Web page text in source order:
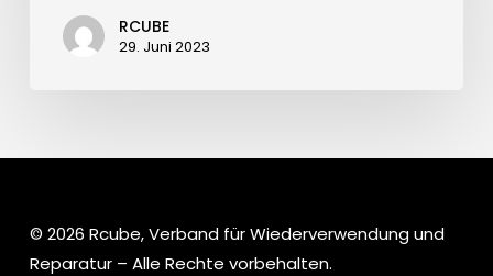
RCUBE
29. Juni 2023
© 2026 Rcube, Verband für Wiederverwendung und
Reparatur – Alle Rechte vorbehalten.